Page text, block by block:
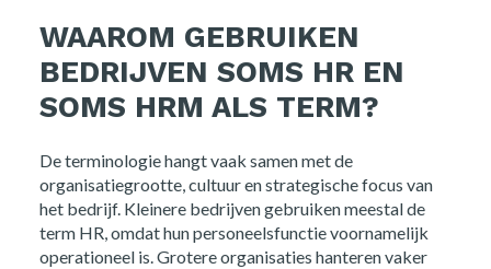
WAAROM GEBRUIKEN
BEDRIJVEN SOMS HR EN
SOMS HRM ALS TERM?
De terminologie hangt vaak samen met de
organisatiegrootte, cultuur en strategische focus van
het bedrijf. Kleinere bedrijven gebruiken meestal de
term HR, omdat hun personeelsfunctie voornamelijk
operationeel is. Grotere organisaties hanteren vaker